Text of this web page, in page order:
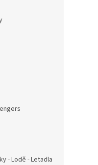
- Lodě - Letadla